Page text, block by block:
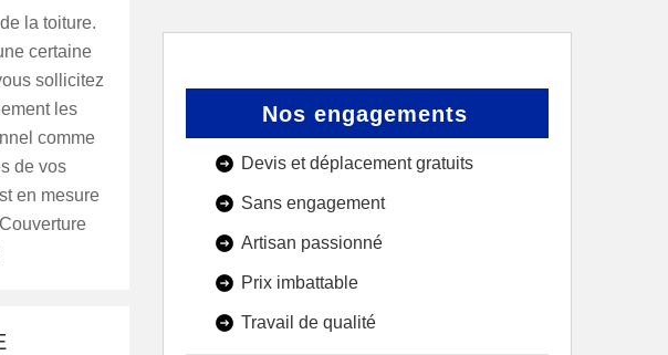
la toiture.
certaine
sollicitez
les
comme
de vos
en mesure
Nos engagements
Devis et déplacement gratuits
Sans engagement
Artisan passionné
Prix imbattable
Travail de qualité